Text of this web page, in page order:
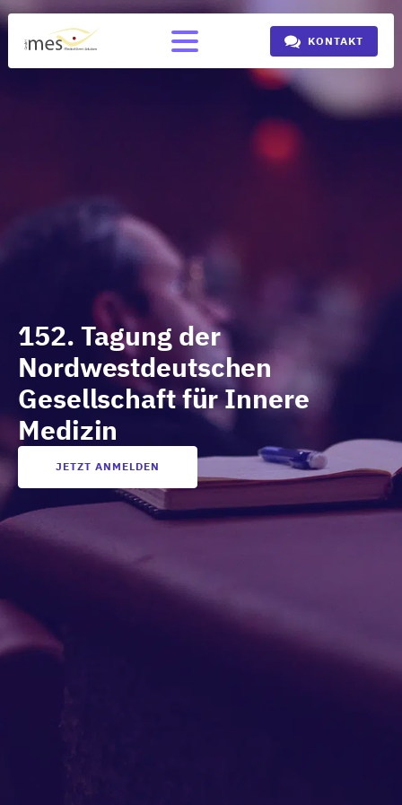
KONTAKT
152. Tagung der
Nordwestdeutschen
Gesellschaft für Innere
Medizin
JETZT ANMELDEN